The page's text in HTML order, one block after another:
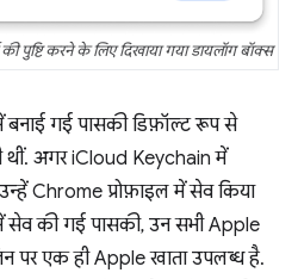
पुष्टि करने के लिए दिखाया गया डायलॉग बॉक्स
गई पासकी डिफ़ॉल्ट रूप से
थीं. अगर iCloud Keychain में
उन्हें Chrome प्रोफ़ाइल में सेव किया
सेव की गई पासकी, उन सभी Apple
पर एक ही Apple खाता उपलब्ध है.